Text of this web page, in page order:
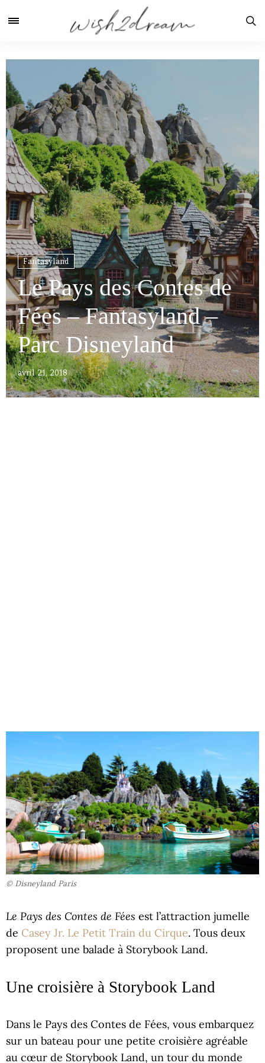
Fantasyland
Le Pays des Contes de
Fées – Fantasyland –
Parc Disneyland
avril 21, 2018
© Disneyland Paris
Le Pays des Contes de Fées est l’attraction jumelle
de Casey Jr. Le Petit Train du Cirque. Tous deux
proposent une balade à Storybook Land.
Une croisière à Storybook Land
Dans le Pays des Contes de Fées, vous embarquez
sur un bateau pour une petite croisière agréable
au cœur de Storybook Land, un tour du monde